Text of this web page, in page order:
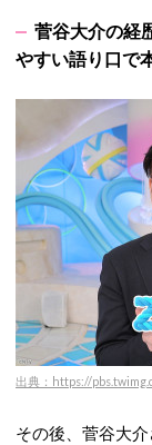
菅谷大介の経
やすい語り口で
出典：https://
その後、菅谷大